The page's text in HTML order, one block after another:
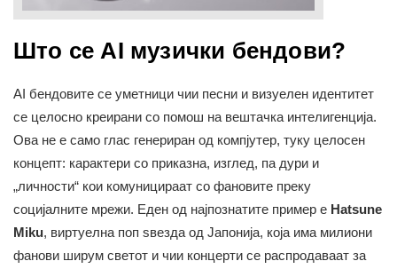
Што се AI музички бендови?
AI бендовите се уметници чии песни и визуелен идентитет
се целосно креирани со помош на вештачка интелигенција.
Ова не е само глас генериран од компјутер, туку целосен
концепт: карактери со приказна, изглед, па дури и
„личности“ кои комуницираат со фановите преку
социјалните мрежи. Еден од најпознатите пример е Hatsune
Miku, виртуелна поп ѕвезда од Јапонија, која има милиони
фанови ширум светот и чии концерти се распродаваат за